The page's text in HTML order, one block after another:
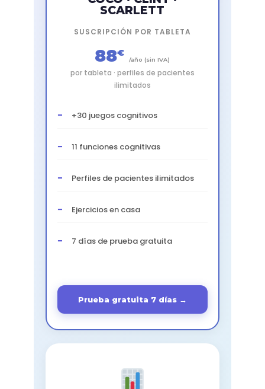
SCARLETT
SUSCRIPCIÓN POR TABLETA
88€
/año (sin IVA)
por tableta · perfiles de pacientes
ilimitados
+30 juegos cognitivos
11 funciones cognitivas
Perfiles de pacientes ilimitados
Ejercicios en casa
7 días de prueba gratuita
Prueba gratuita 7 días →